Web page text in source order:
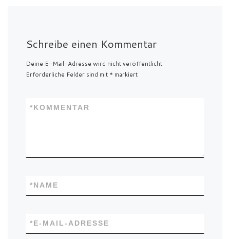
Schreibe einen Kommentar
Deine E-Mail-Adresse wird nicht veröffentlicht.
Erforderliche Felder sind mit * markiert
KOMMENTAR
*
NAME
*
E-MAIL-ADRESSE
*